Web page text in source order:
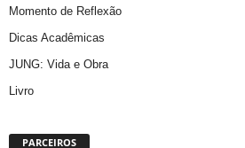
Momento de Reflexão
Dicas Acadêmicas
JUNG: Vida e Obra
Livro
PARCEIROS